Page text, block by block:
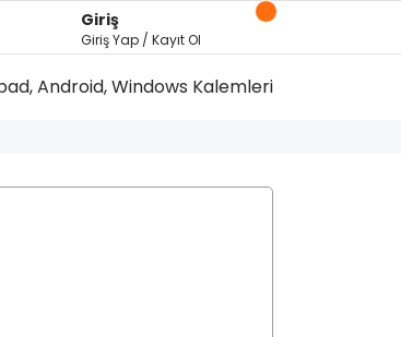
Giriş
Giriş Yap / Kayıt Ol
Android, Windows Kalemleri